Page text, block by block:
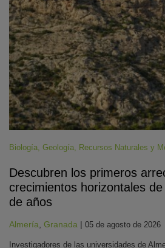
Biología, Geología, Recursos Naturales y
Descubren los primeros
crecimientos horizontales
de años
Almería Granada | 05 de agosto de 2026
Investigadores de las universidades de